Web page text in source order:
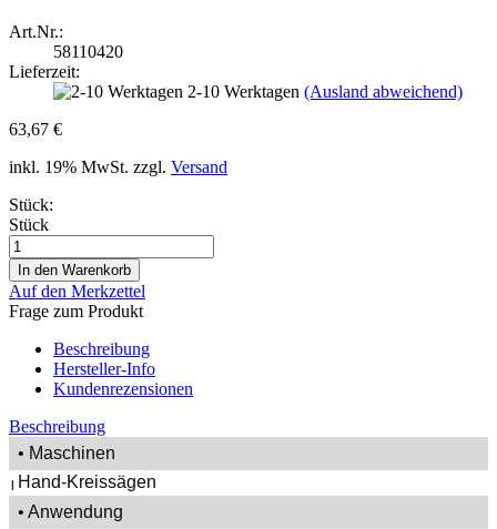
Art.Nr.:
58110420
Lieferzeit:
2-10 Werktagen (Ausland abweichend)
63,67 €
inkl. 19% MwSt. zzgl. Versand
Stück:
Stück
Auf den Merkzettel
Frage zum Produkt
Beschreibung
Hersteller-Info
Kundenrezensionen
Beschreibung
• Maschinen
| Hand-Kreissägen
• Anwendung